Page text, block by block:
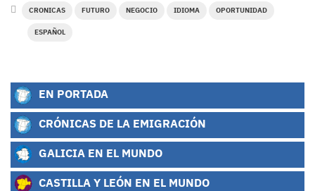
CRONICAS FUTURO NEGOCIO IDIOMA OPORTUNIDAD
ESPAÑOL
EN PORTADA
CRÓNICAS DE LA EMIGRACIÓN
GALICIA EN EL MUNDO
CASTILLA Y LEÓN EN EL MUNDO